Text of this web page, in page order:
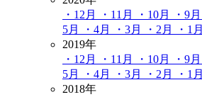
・12月
・11月 ・10月 ・9月
5月
・4月 ・3月 ・2月
・1月
2019年
・12月
・11月 ・10月 ・9月
5月
・4月 ・3月 ・2月
・1月
2018年